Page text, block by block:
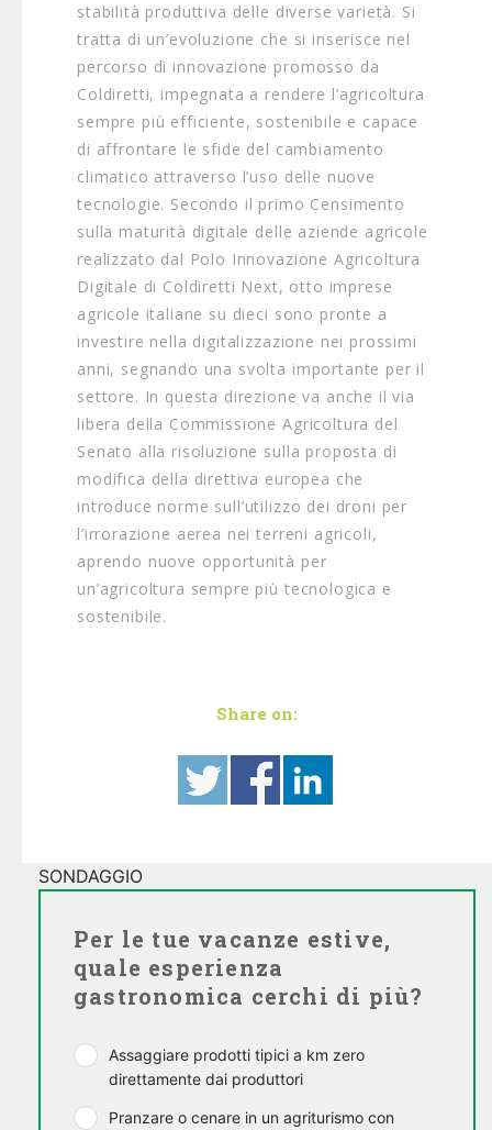
stabilità produttiva delle diverse varietà. Si
tratta di un’evoluzione che si inserisce nel
percorso di innovazione promosso da
Coldiretti, impegnata a rendere l’agricoltura
sempre più efficiente, sostenibile e capace
di affrontare le sfide del cambiamento
climatico attraverso l’uso delle nuove
tecnologie. Secondo il primo Censimento
sulla maturità digitale delle aziende agricole
realizzato dal Polo Innovazione Agricoltura
Digitale di Coldiretti Next, otto imprese
agricole italiane su dieci sono pronte a
investire nella digitalizzazione nei prossimi
anni, segnando una svolta importante per il
settore. In questa direzione va anche il via
libera della Commissione Agricoltura del
Senato alla risoluzione sulla proposta di
modifica della direttiva europea che
introduce norme sull’utilizzo dei droni per
l’irrorazione aerea nei terreni agricoli,
aprendo nuove opportunità per
un’agricoltura sempre più tecnologica e
sostenibile.
Share on:
SONDAGGIO
Per le tue vacanze estive,
quale esperienza
gastronomica cerchi di più?
Assaggiare prodotti tipici a km zero
direttamente dai produttori
Pranzare o cenare in un agriturismo con